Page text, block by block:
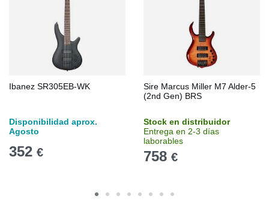
Ibanez SR305EB-WK
Disponibilidad aprox.
Agosto
352 €
Sire Marcus Miller M7 Alder-5
(2nd Gen) BRS
Stock en distribuidor
Entrega en 2-3 días
laborables
758 €